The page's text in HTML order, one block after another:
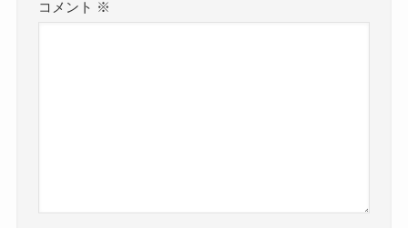
コメント ※